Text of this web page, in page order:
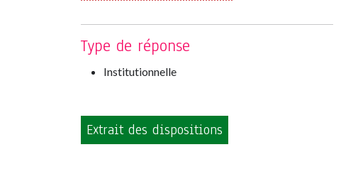
Type de réponse
Institutionnelle
Extrait des dispositions